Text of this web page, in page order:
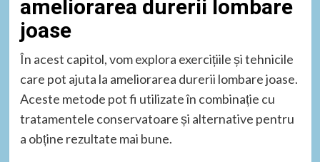
ameliorarea durerii lombare
joase
În acest capitol, vom explora exercițiile și tehnicile
care pot ajuta la ameliorarea durerii lombare joase.
Aceste metode pot fi utilizate în combinație cu
tratamentele conservatoare și alternative pentru
a obține rezultate mai bune.